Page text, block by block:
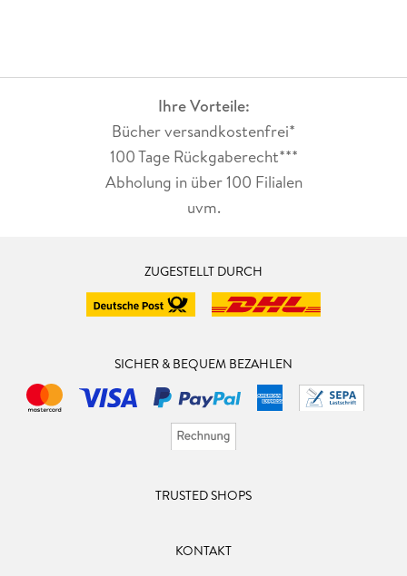
Ihre Vorteile:
Bücher versandkostenfrei*
100 Tage Rückgaberecht***
Abholung in über 100 Filialen
uvm.
ZUGESTELLT DURCH
SICHER & BEQUEM BEZAHLEN
TRUSTED SHOPS
KONTAKT